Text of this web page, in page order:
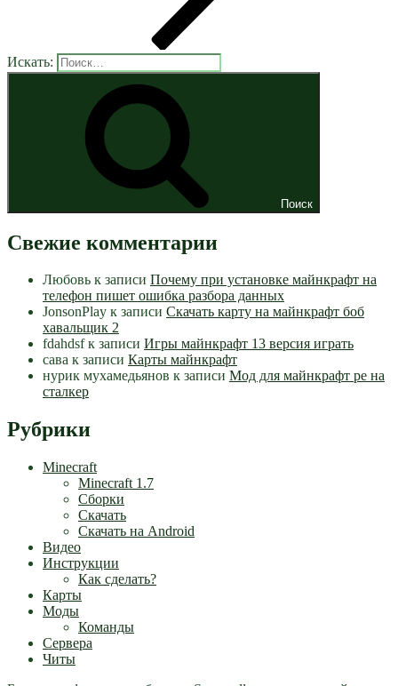
Искать:
Поиск
Свежие комментарии
Любовь к записи Почему при установке майнкрафт на
телефон пишет ошибка разбора данных
JonsonPlay к записи Скачать карту на майнкрафт боб
хавальщик 2
fdahdsfк записи Игры майнкрафт 13 версия играть
сава к записи Карты майнкрафт
нурик мухамедьянов к записи Мод для майнкрафт pe на
сталкер
Рубрики
Minecraft
Minecraft 1.7
Сборки
Скачать
Скачать на Android
Видео
Инструкции
Как сделать?
Карты
Моды
Команды
Сервера
Читы